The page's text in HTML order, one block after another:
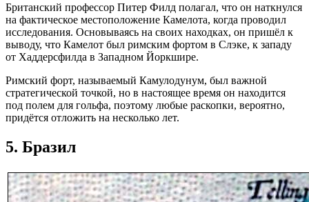
Британский профессор Питер Филд полагал, что он наткнулся
на фактическое местоположение Камелота, когда проводил
исследования. Основываясь на своих находках, он пришёл к
выводу, что Камелот был римским фортом в Слэке, к западу
от Хаддерсфилда в Западном Йоркшире.
Римский форт, называемый Камулодунум, был важной
стратегической точкой, но в настоящее время он находится
под полем для гольфа, поэтому любые раскопки, вероятно,
придётся отложить на несколько лет.
5. Бразил